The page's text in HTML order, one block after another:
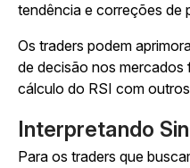
tendência e correções de
Os traders podem
de decisão nos
cálculo do RSI com
Interpretando
Para os traders que